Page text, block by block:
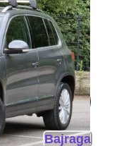
Bajraga